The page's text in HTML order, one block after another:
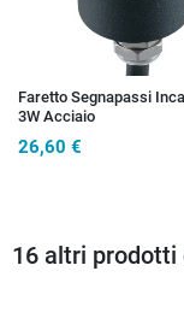
Faretto Segnapassi
3W Acciaio
26,60 €
16 altri prodotti